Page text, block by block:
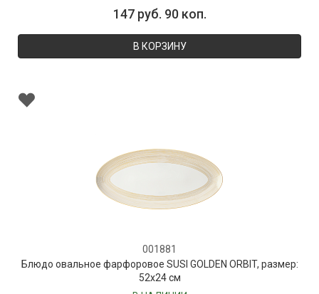
147 руб. 90 коп.
В КОРЗИНУ
001881
Блюдо овальное фарфоровое SUSI GOLDEN ORBIT, размер:
52х24 см